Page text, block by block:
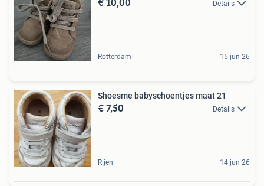
Details
Rotterdam 15 jun 26
Shoesme babyschoentjes maat 21
€ 7,50 Details
Rijen 14 jun 26